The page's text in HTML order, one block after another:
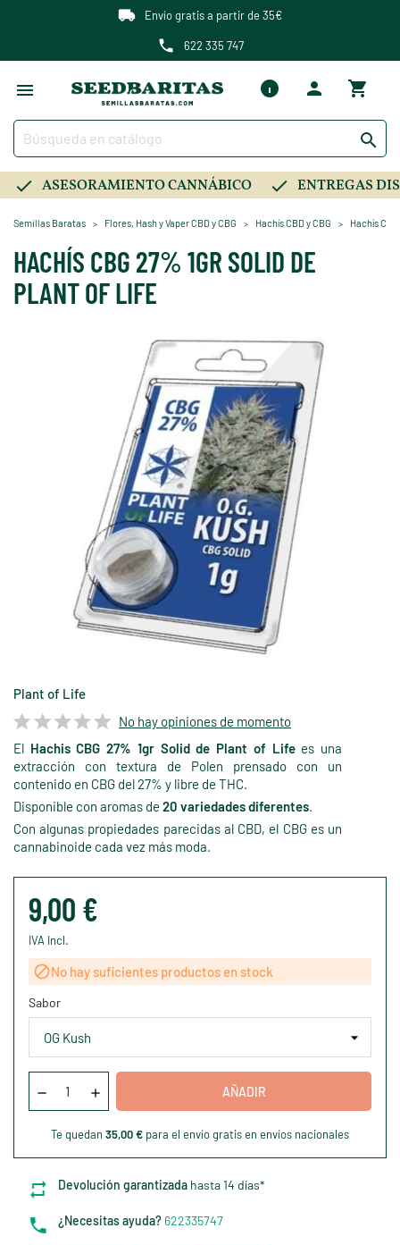
Envío gratis a partir de 35€
622 335 747

ASESORAMIENTO CANNÁBICO ENTREGAS
Semillas Baratas Flores, Hash y Vaper CBD y CBG Hachís CBD y CBG Hachís
HACHÍS CBG 27% 1GR SOLID DE
PLANT OF LIFE
Plant of Life
No hay opiniones de momento
El Hachis CBG 27% 1gr Solid de Plant of Lifees una
extracción con textura de Polen prensado con un
contenido en CBG del 27% y libre de THC.
Disponible con aromas de 20 variedades diferentes.
Con algunas propiedades parecidas al CBD, el CBG es un
cannabinoide cada vez más moda.
9,00 €
IVA Incl.
No hay suficientes productos en stock
Sabor
AÑADIR
Te quedan 35,00 € para el envío gratis en envíos nacionales
Devolución garantizada hasta 14 días*
¿Necesitas ayuda?622335747